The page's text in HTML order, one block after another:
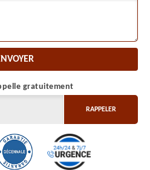
gratuitement